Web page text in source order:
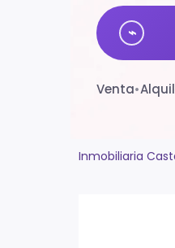
⌁
Venta•
Inmobiliaria